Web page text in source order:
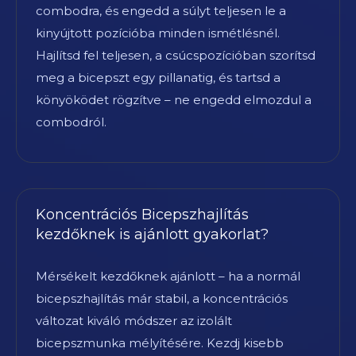
combodra, és engedd a súlyt teljesen le a
kinyújtott pozícióba minden ismétlésnél.
Hajlítsd fel teljesen, a csúcspozícióban szorítsd
meg a bicepszt egy pillanatig, és tartsd a
könyöködet rögzítve – ne engedd elmozdul a
combodról.
Koncentrációs Bicepszhajlítás
kezdőknek is ajánlott gyakorlat?
Mérsékelt kezdőknek ajánlott – ha a normál
bicepszhajlítás már stabil, a koncentrációs
változat kiváló módszer az izolált
bicepszmunka mélyítésére. Kezdj kisebb